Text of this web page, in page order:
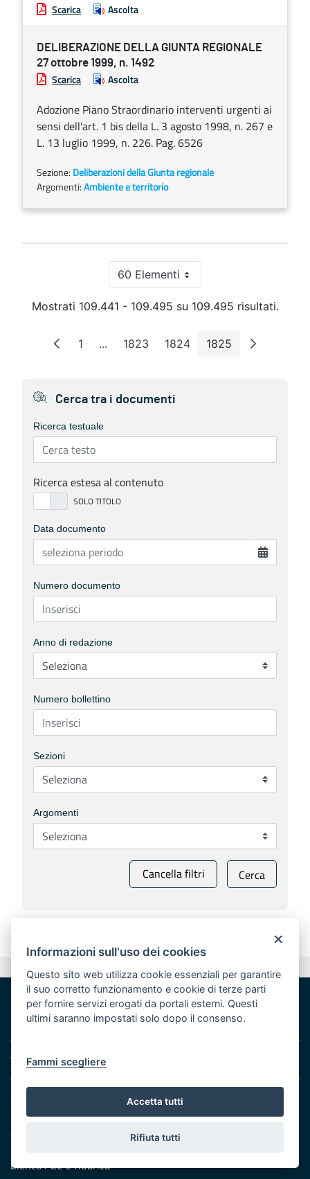
Scarica Ascolta
DELIBERAZIONE DELLA GIUNTA REGIONALE
27 ottobre 1999, n. 1492
Scarica Ascolta
Adozione Piano Straordinario interventi urgenti ai
sensi dell'art. 1 bis della L. 3 agosto 1998, n. 267 e
L. 13 luglio 1999, n. 226. Pag. 6526
Sezione: Deliberazioni della Giunta regionale
Argomenti:Ambiente e territorio
60 ElementiPer pagina
Mostrati 109.441 - 109.495 su 109.495 risultati.
Pagina
1 ...Pagine intermedie
Pagina
1823 Pagina
1824 Pagina
1825
Cerca tra i documenti
Ricerca testuale
Ricerca estesa al contenuto
Data documento
Numero documento
Anno di redazione
Numero bollettino
Sezioni
Argomenti
Cancella filtri Cerca
Ascolta
Area riservata
Contatti e indirizzi
Lungomare N. Sauro, 33 - 70121 Bari
Via G. Gentile, 52 - 70126 Bari
Elenco PECeRubrica
×
Informazioni sull'uso dei cookies
Questo sito web utilizza cookie essenziali per garantire
il suo corretto funzionamento e cookie di terze parti
per fornire servizi erogati da portali esterni. Questi
ultimi saranno impostati solo dopo il consenso.
Fammi scegliere
Accetta tutti
Rifiuta tutti